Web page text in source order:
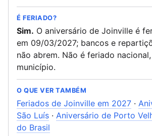
É FERIADO?
Sim. O aniversário de Joinville é
em 09/03/2027; bancos e
não abrem. Não é feriado
município.
O QUE VER TAMBÉM
Feriados de Joinville em 2027 ·
São Luís · Aniversário de Porto
do Brasil